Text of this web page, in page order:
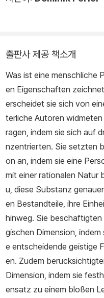
출판사 제공 책소개
Was ist eine menschliche
en Eigenschaften
erscheidet sie sich von
terliche Autoren
ragen, indem sie sich auf
nzentrierten. Sie setzten
on an, indem sie eine
mit einer rationalen Natur
u, diese Substanz
en Bestandteile, ihre
hinweg. Sie
gischen Dimension,
e entscheidende geistige
en. Zudem
Dimension, indem sie
ensatz zu einem bloßen